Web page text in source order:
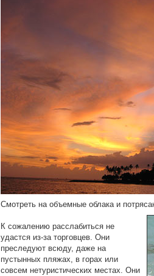
Смотреть на объемные облака и
К сожалению расслабиться не
удастся из-за торговцев. Они
преследуют всюду, даже на
пустынных пляжах, в горах или
совсем нетуристических местах. Они